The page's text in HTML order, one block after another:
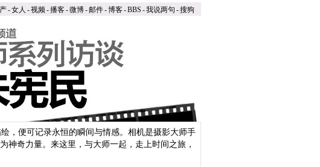
-女人 -视频-播客-微博-邮件-博客-BBS -我说两句 -搜狗
，便可记录永恒的瞬间与情感。相机是摄影大师手
神奇力量。来这里，与大师一起，走上时间之旅，